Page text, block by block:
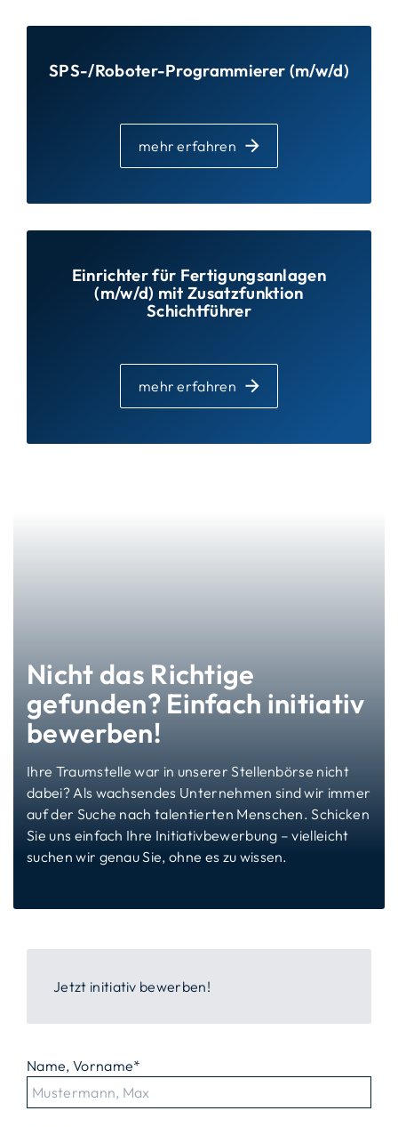
SPS-/Roboter-Programmierer (m/w/d)
mehr erfahren
Einrichter für Fertigungsanlagen
(m/w/d) mit Zusatzfunktion
Schichtführer
mehr erfahren
Nicht das Richtige
gefunden? Einfach initiativ
bewerben!
Ihre Traumstelle war in unserer Stellenbörse nicht
dabei? Als wachsendes Unternehmen sind wir immer
auf der Suche nach talentierten Menschen. Schicken
Sie uns einfach Ihre Initiativbewerbung – vielleicht
suchen wir genau Sie, ohne es zu wissen.
Name, Vorname*
Jetzt initiativ bewerben!